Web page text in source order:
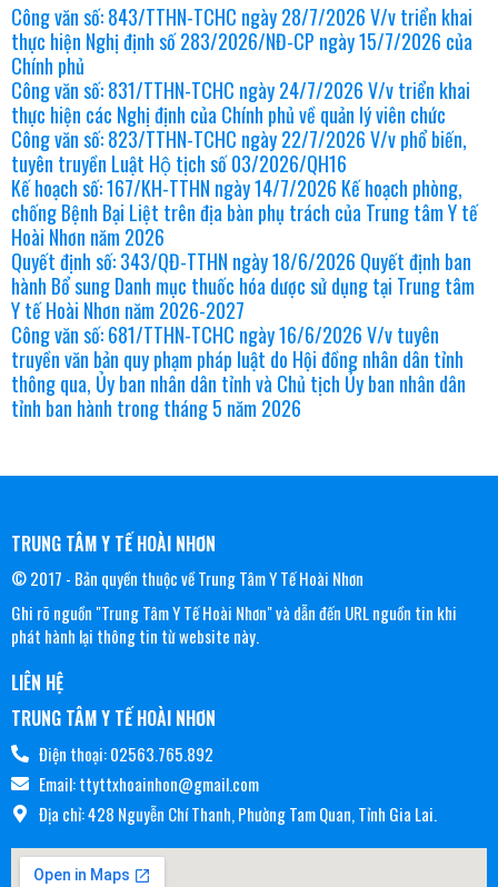
Công văn số: 843/TTHN-TCHC ngày 28/7/2026 V/v triển khai
thực hiện Nghị định số 283/2026/NĐ-CP ngày 15/7/2026 của
Chính phủ
Công văn số: 831/TTHN-TCHC ngày 24/7/2026 V/v triển khai
thực hiện các Nghị định của Chính phủ về quản lý viên chức
Công văn số: 823/TTHN-TCHC ngày 22/7/2026 V/v phổ biến,
tuyên truyền Luật Hộ tịch số 03/2026/QH16
Kế hoạch số: 167/KH-TTHN ngày 14/7/2026 Kế hoạch phòng,
chống Bệnh Bại Liệt trên địa bàn phụ trách của Trung tâm Y tế
Hoài Nhơn năm 2026
Quyết định số: 343/QĐ-TTHN ngày 18/6/2026 Quyết định ban
hành Bổ sung Danh mục thuốc hóa dược sử dụng tại Trung tâm
Y tế Hoài Nhơn năm 2026-2027
Công văn số: 681/TTHN-TCHC ngày 16/6/2026 V/v tuyên
truyền văn bản quy phạm pháp luật do Hội đồng nhân dân tỉnh
thông qua, Ủy ban nhân dân tỉnh và Chủ tịch Ủy ban nhân dân
tỉnh ban hành trong tháng 5 năm 2026
TRUNG TÂM Y TẾ HOÀI NHƠN
© 2017 - Bản quyền thuộc về Trung Tâm Y Tế Hoài Nhơn
Ghi rõ nguồn "Trung Tâm Y Tế Hoài Nhơn" và dẫn đến URL nguồn tin khi
phát hành lại thông tin từ website này.
LIÊN HỆ
TRUNG TÂM Y TẾ HOÀI NHƠN
Điện thoại: 02563.765.892
Email: ttyttxhoainhon@gmail.com
Địa chỉ: 428 Nguyễn Chí Thanh, Phường Tam Quan, Tỉnh Gia Lai.